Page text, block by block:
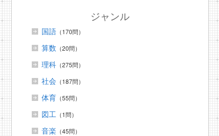
ジャンル
国語（170問）
算数 （20問）
理科（275問）
社会 （187問）
体育（55問）
図工 （1問）
音楽 （45問）